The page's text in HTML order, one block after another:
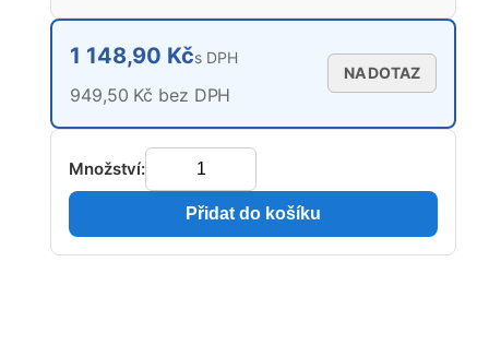
1 148,90 Kčs DPH
949,50 Kč bez DPH
NA DOTAZ
Množství:
Přidat do košíku